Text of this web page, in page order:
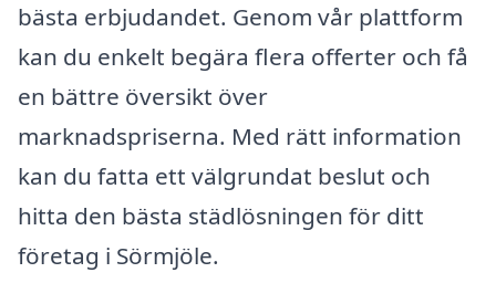
bästa erbjudandet. Genom vår plattform
kan du enkelt begära flera offerter och få
en bättre översikt över
marknadspriserna. Med rätt information
kan du fatta ett välgrundat beslut och
hitta den bästa städlösningen för ditt
företag i Sörmjöle.